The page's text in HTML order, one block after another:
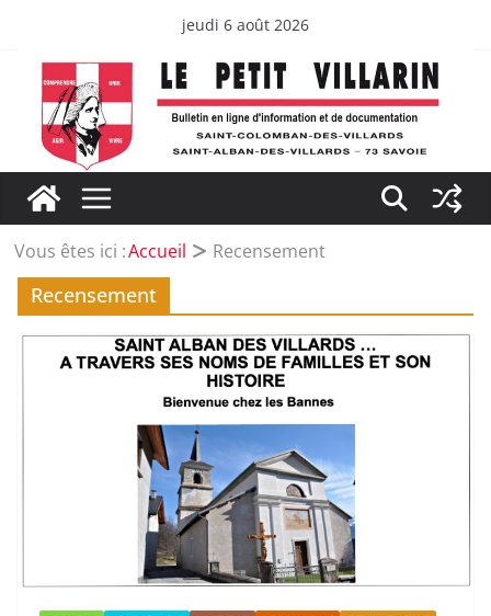
contenu
jeudi 6 août 2026
Vous êtes ici :Accueil Recensement
Recensement